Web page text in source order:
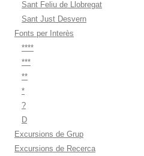
Sant Feliu de Llobregat
Sant Just Desvern
Fonts per Interès
****
***
**
*
?
D
Excursions de Grup
Excursions de Recerca